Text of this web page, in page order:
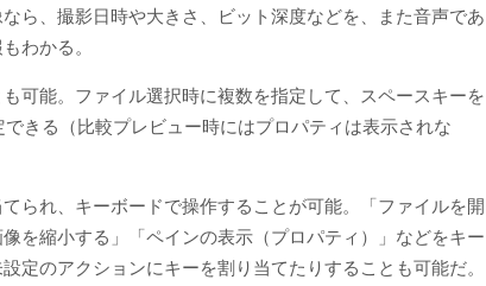
ら、撮影日時や大きさ、ビット深度などを、また音声であ
わかる。
可能。ファイル選択時に複数を指定して、スペースキーを
きる（比較プレビュー時にはプロパティは表示されな
られ、キーボードで操作することが可能。「ファイルを開
を縮小する」「ペインの表示（プロパティ）」などをキー
定のアクションにキーを割り当てたりすることも可能だ。